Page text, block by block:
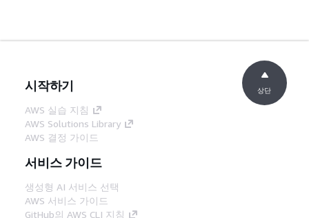
시작하기
AWS 실습 지침
AWS Solutions Library
AWS 결정 가이드
서비스 가이드
생성형 AI 서비스 선택
AWS 서비스 가이드
GitHub의 AWS CLI 지침
상단